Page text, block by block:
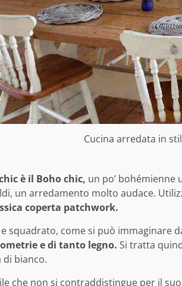
Cucina arredata in
è il Boho chic, un po’ bohémienne
un arredamento molto audace.
coperta patchwork.
squadrato, come si può immaginare
e di tanto legno. Si tratta
di bianco.
che non si contraddistingue per il suo